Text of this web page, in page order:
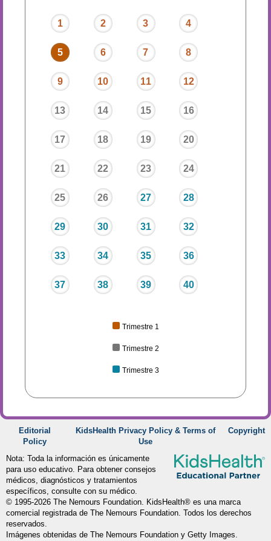
1 2 3 4
5 6 7 8
9 10 11 12
13 14 15 16
17 18 19 20
21 22 23 24
25 26 27 28
29 30 31 32
33 34 35 36
37 38 39 40
Trimestre 1
Trimestre 2
Trimestre 3
Editorial
Policy
KidsHealth Privacy Policy & Terms of
Use
Copyright
Nota: Toda la información es únicamente
para uso educativo. Para obtener consejos
médicos, diagnósticos y tratamientos
específicos, consulte con su médico.
© 1995-2026 The Nemours Foundation. KidsHealth® es una marca
comercial registrada de The Nemours Foundation. Todos los derechos
reservados.
Imágenes obtenidas de The Nemours Foundation y Getty Images.